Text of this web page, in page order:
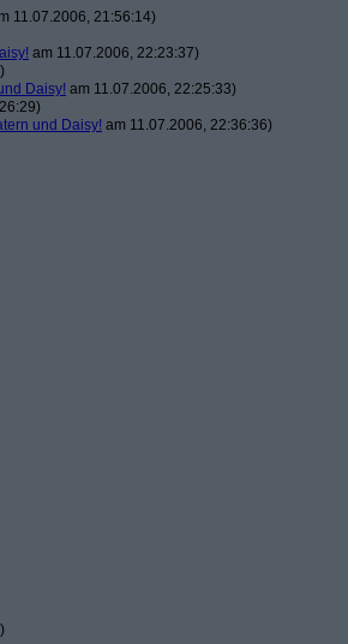
11.07.2006, 21:56:14)
am 11.07.2006, 22:23:37)
Daisy! am 11.07.2006, 22:25:33)
und Daisy! am 11.07.2006, 22:36:36)